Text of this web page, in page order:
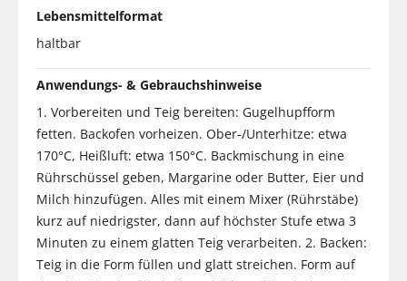
Lebensmittelformat
haltbar
Anwendungs- & Gebrauchshinweise
1. Vorbereiten und Teig bereiten: Gugelhupfform
fetten. Backofen vorheizen. Ober-/Unterhitze: etwa
170°C, Heißluft: etwa 150°C. Backmischung in eine
Rührschüssel geben, Margarine oder Butter, Eier und
Milch hinzufügen. Alles mit einem Mixer (Rührstäbe)
kurz auf niedrigster, dann auf höchster Stufe etwa 3
Minuten zu einem glatten Teig verarbeiten. 2. Backen:
Teig in die Form füllen und glatt streichen. Form auf